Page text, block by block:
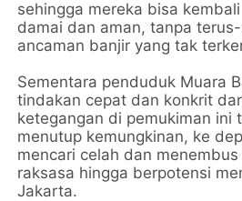
sehingga mereka bisa
damai dan aman, tanpa
ancaman banjir yang tak
Sementara penduduk Muara
tindakan cepat dan konkrit
ketegangan di pemukiman ini
menutup kemungkinan, ke
mencari celah dan
raksasa hingga berpotensi
Jakarta.